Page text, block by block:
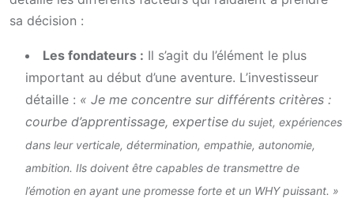
sa décision :
Les fondateurs : Il s’agit du l’élément le plus
important au début d’une aventure. L’investisseur
détaille : « Je me concentre sur différents critères :
courbe d’apprentissage, expertise du sujet, expériences
dans leur verticale, détermination, empathie, autonomie,
ambition. Ils doivent être capables de transmettre de
l’émotion en ayant une promesse forte et un WHY puissant. »